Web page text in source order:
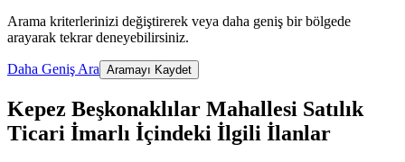
Arama kriterlerinizi değiştirerek veya daha geniş bir bölgede
arayarak tekrar deneyebilirsiniz.
Daha Geniş Ara Aramayı Kaydet
Kepez Beşkonaklılar Mahallesi Satılık
Ticari İmarlı İçindeki İlgili İlanlar